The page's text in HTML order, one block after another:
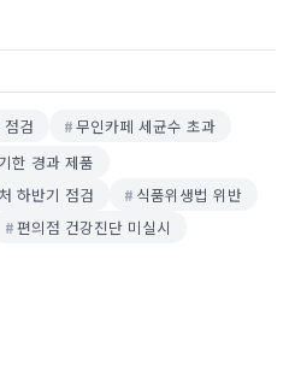
검
무인카페 세균수 초과
한 경과 제품
하반기 점검
식품위생법 위반
편의점 건강진단 미실시